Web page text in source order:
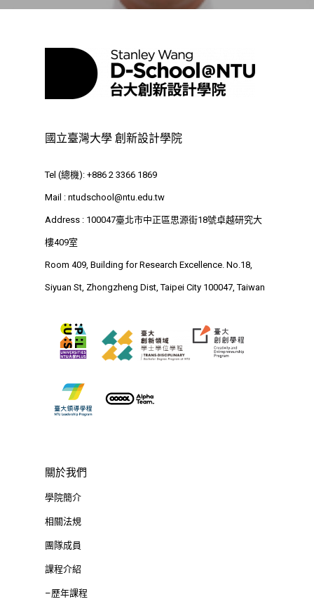
國立臺灣大學 創新設計學院
Tel (總機): +886 2 3366 1869
Mail : ntudschool@ntu.edu.tw
Address : 100047臺北市中正區思源街18號卓越研究大
樓409室
Room 409, Building for Research Excellence. No.18,
Siyuan St, Zhongzheng Dist, Taipei City 100047, Taiwan
關於我們
學院簡介
相關法規
團隊成員
課程介紹
–歷年課程
⁺SDGs
Tel : +886 2 3366 1869
Address : 100047臺北
Room 409, Building for
Taipei City 100047,